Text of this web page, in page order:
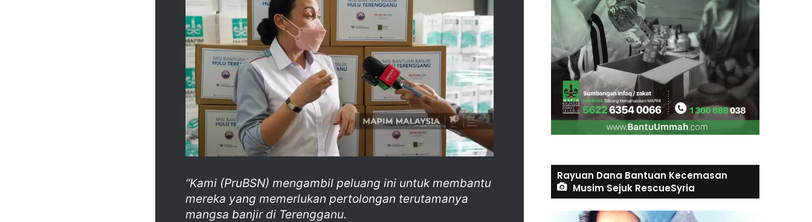
“Kami (PruBSN) mengambil peluang ini untuk membantu
mereka yang memerlukan pertolongan terutamanya
mangsa banjir di Terengganu.
Rayuan Dana Bantuan Kecemasan
Musim Sejuk RescueSyria